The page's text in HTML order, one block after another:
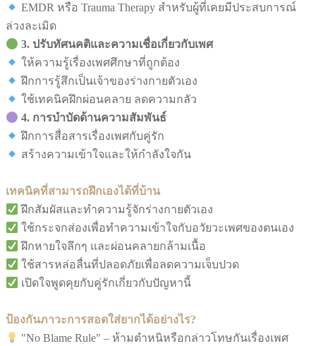
EMDR หรือ Trauma Therapy สำหรับผู้ที่เคยมีประสบการณ์
ล่วงละเมิด
3. ปรับทัศนคติและความเชื่อเกี่ยวกับเพศ
ให้ความรู้เรื่องเพศศึกษาที่ถูกต้อง
ฝึกการรู้สึกเป็นเจ้าของร่างกายตัวเอง
ใช้เทคนิคฝึกผ่อนคลาย ลดความกลัว
4. การบำบัดด้านความสัมพันธ์
ฝึกการสื่อสารเรื่องเพศกับคู่รัก
สร้างความเข้าใจและให้กำลังใจกัน
เทคนิคที่สามารถฝึกเองได้ที่บ้าน
ฝึกสัมผัสและทำความรู้จักร่างกายตัวเอง
ใช้กระจกส่องเพื่อทำความเข้าใจกับอวัยวะเพศของตนเอง
ฝึกหายใจลึกๆ และผ่อนคลายกล้ามเนื้อ
ใช้สารหล่อลื่นที่ปลอดภัยเพื่อลดความเจ็บปวด
เปิดใจพูดคุยกับคู่รักเกี่ยวกับปัญหานี้
ป้องกันภาวะการสอดใส่ยากได้อย่างไร?
"No Blame Rule" – ห้ามตำหนิหรือกล่าวโทษกันเรื่องเพศ